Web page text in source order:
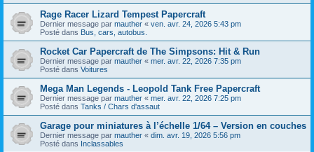
Rage Racer Lizard Tempest Papercraft
Dernier message par mauther « ven. avr. 24, 2026 5:43 pm
Posté dans Bus, cars, autobus.
Rocket Car Papercraft de The Simpsons: Hit & Run
Dernier message par mauther « mer. avr. 22, 2026 7:35 pm
Posté dans Voitures
Mega Man Legends - Leopold Tank Free Papercraft
Dernier message par mauther « mer. avr. 22, 2026 7:25 pm
Posté dans Tanks / Chars d'assaut
Garage pour miniatures à l’échelle 1/64 – Version en couches
Dernier message par mauther « dim. avr. 19, 2026 5:56 pm
Posté dans Inclassables